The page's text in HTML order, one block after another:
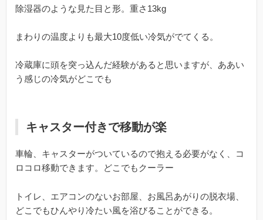
除湿器のような見た目と形。重さ13kg
まわりの温度よりも最大10度低い冷気がでてくる。
冷蔵庫に頭を突っ込んだ経験があると思いますが、ああい
う感じの冷気がどこでも
キャスター付きで移動が楽
車輪、キャスターがついているので抱える必要がなく、コ
ロコロ移動できます。どこでもクーラー
トイレ、エアコンのないお部屋、お風呂あがりの脱衣場、
どこでもひんやり冷たい風を浴びることができる。